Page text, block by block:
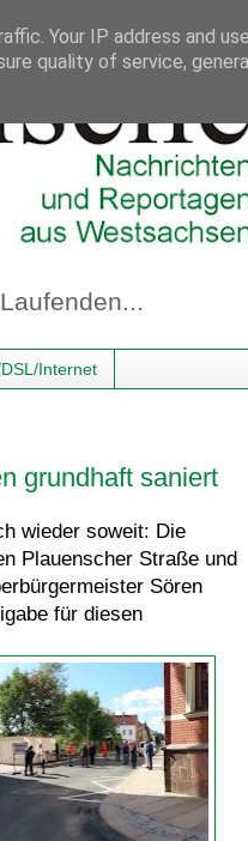
Internet
grundhaft saniert
wieder soweit: Die
Plauenscher Straße und
Sören
für diesen
Your IP address and
quality of service,